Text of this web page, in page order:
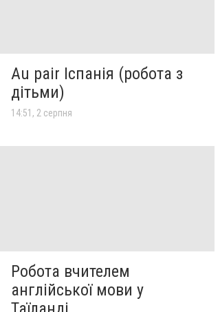
Au pair Іспанія (робота з
дітьми)
14:51, 2 серпня
Робота вчителем
англійської мови у